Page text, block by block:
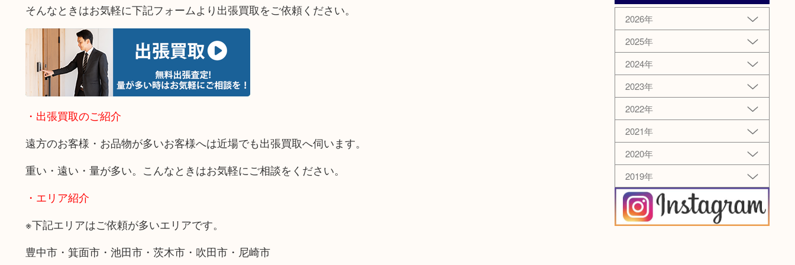
そんなときはお気軽に下記フォームより出張買取をご依頼ください。
・出張買取のご紹介
遠方のお客様・お品物が多いお客様へは近場でも出張買取へ伺います。
重い・遠い・量が多い。こんなときはお気軽にご相談をください。
・エリア紹介
※下記エリアはご依頼が多いエリアです。
豊中市・箕面市・池田市・茨木市・吹田市・尼崎市
2026年
2025年
2024年
2023年
2022年
2021年
2020年
2019年